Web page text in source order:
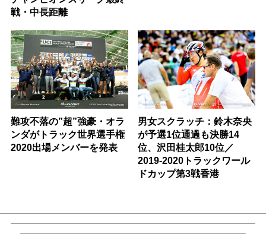
戦・中長距離
難攻不落の”超”強豪・オラ
ンダがトラック世界選手権
2020出場メンバーを発表
男女スクラッチ：鈴木奈央
が予選1位通過も決勝14
位、沢田桂太郎10位／
2019-2020トラックワール
ドカップ第3戦香港